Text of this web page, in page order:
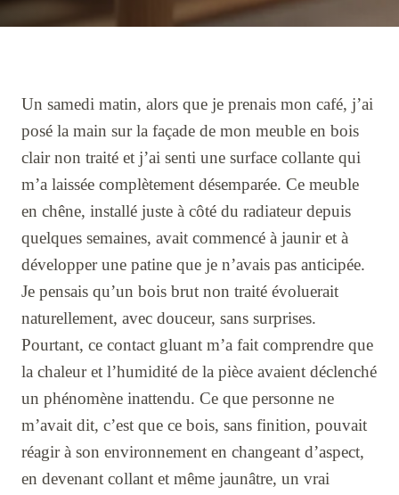
Un samedi matin, alors que je prenais mon café, j’ai
posé la main sur la façade de mon meuble en bois
clair non traité et j’ai senti une surface collante qui
m’a laissée complètement désemparée. Ce meuble
en chêne, installé juste à côté du radiateur depuis
quelques semaines, avait commencé à jaunir et à
développer une patine que je n’avais pas anticipée.
Je pensais qu’un bois brut non traité évoluerait
naturellement, avec douceur, sans surprises.
Pourtant, ce contact gluant m’a fait comprendre que
la chaleur et l’humidité de la pièce avaient déclenché
un phénomène inattendu. Ce que personne ne
m’avait dit, c’est que ce bois, sans finition, pouvait
réagir à son environnement en changeant d’aspect,
en devenant collant et même jaunâtre, un vrai